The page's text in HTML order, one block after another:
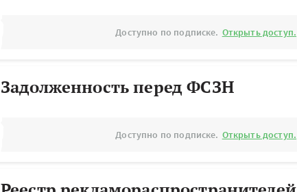
Доступно по подписке. Открыть доступ.
Задолженность перед ФСЗН
Доступно по подписке. Открыть доступ.